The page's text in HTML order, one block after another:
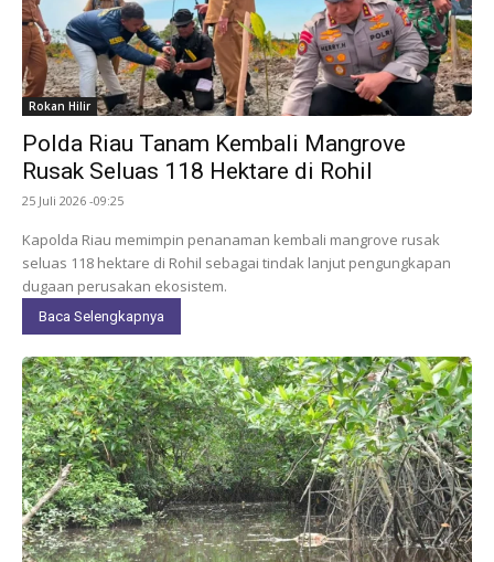
Rokan Hilir
Polda Riau Tanam Kembali Mangrove
Rusak Seluas 118 Hektare di Rohil
25 Juli 2026 -09:25
Kapolda Riau memimpin penanaman kembali mangrove rusak
seluas 118 hektare di Rohil sebagai tindak lanjut pengungkapan
dugaan perusakan ekosistem.
Baca Selengkapnya